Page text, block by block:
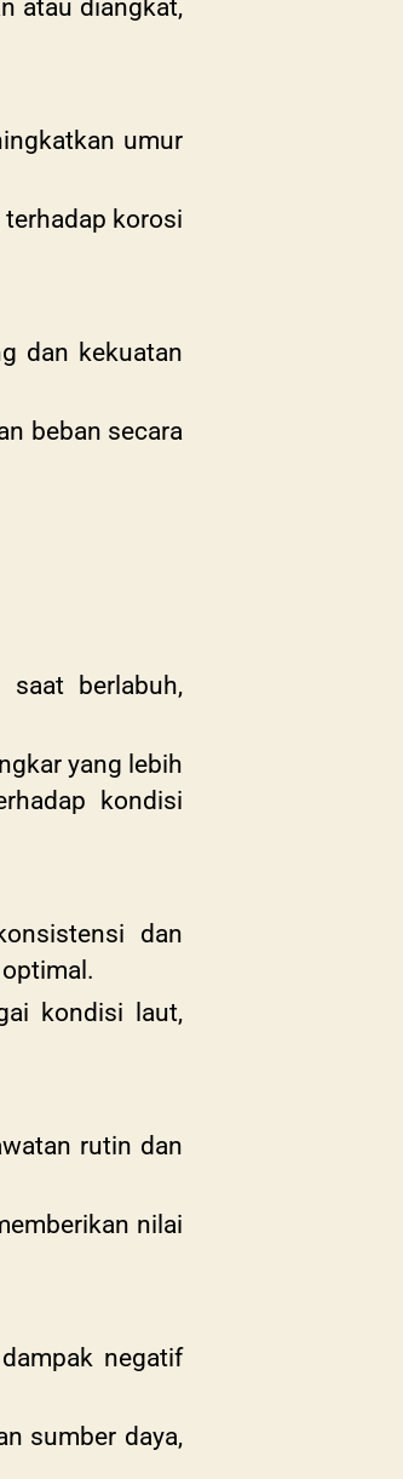
atau diangkat,
umur
korosi
dan kekuatan
beban secara
berlabuh,
yang lebih
kondisi
dan
kondisi laut,
rutin dan
nilai
negatif
sumber daya,